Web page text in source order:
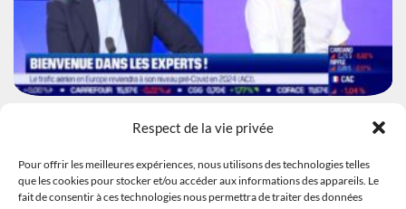
Respect de la vie privée
Pour offrir les meilleures expériences, nous utilisons des technologies telles
que les cookies pour stocker et/ou accéder aux informations des appareils. Le
fait de consentir à ces technologies nous permettra de traiter des données
VIDÉO
prochain livre « Le Nouveau Temps »